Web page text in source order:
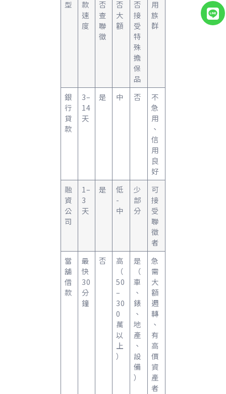
型
款
速
度
否
查
聯
徵
否
大
額
否
接
受
特
殊
擔
保
品
用
族
群
銀
行
貸
款
3–
14
天
是 中 否
不
急
用
、
信
用
良
好
融
資
公
司
1–
3
天
是
低
-
中
少
部
分
可
接
受
聯
徵
者
當
舖
借
款
最
快
30
分
鐘
否
高
（
50
–
30
0
萬
以
上
）
是
（
車
、
錶
、
地
產
、
設
備
）
急
需
大
額
週
轉
、
有
高
價
資
產
者